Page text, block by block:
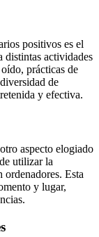
positivos es el
distintas actividades
prácticas de
de
y efectiva.
aspecto elogiado
utilizar la
Esta
y lugar,